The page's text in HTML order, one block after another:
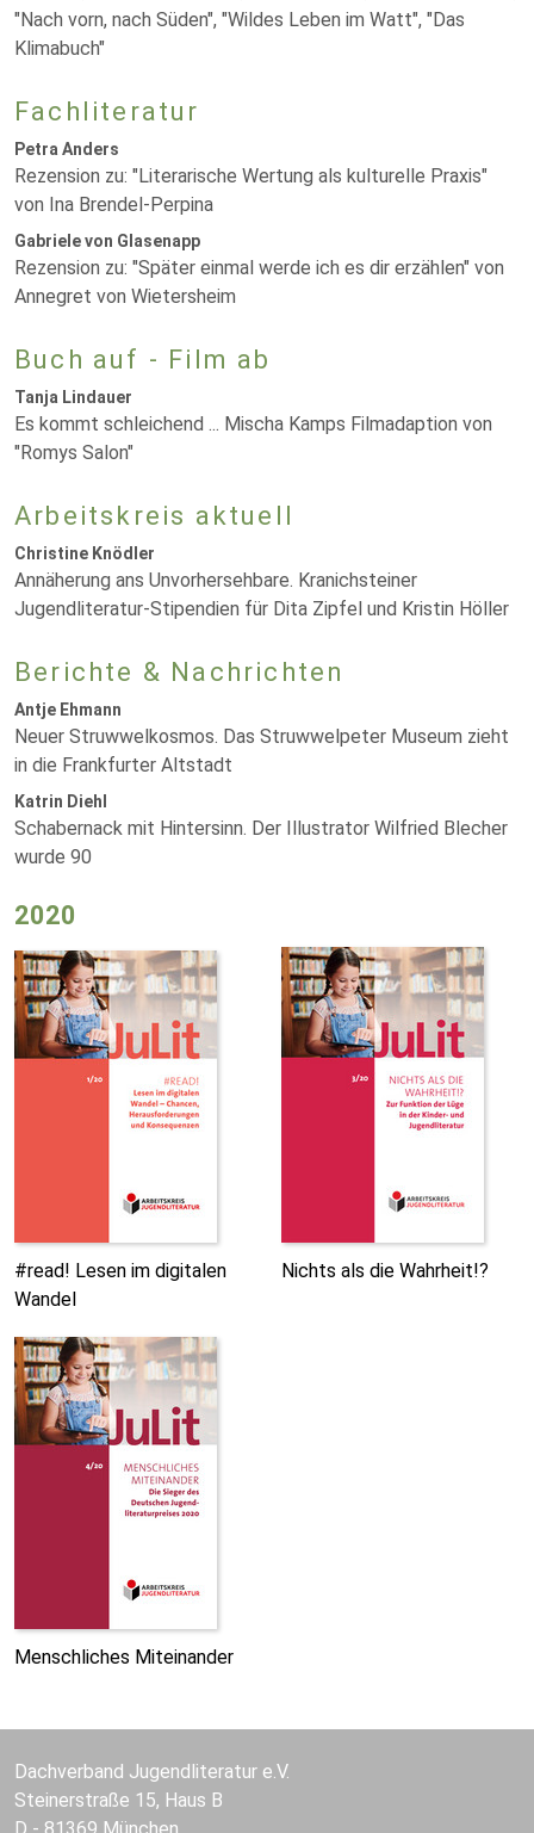
"Nach vorn, nach Süden", "Wildes Leben im Watt", "Das
Klimabuch"
Fachliteratur
Petra Anders
Rezension zu: "Literarische Wertung als kulturelle Praxis"
von Ina Brendel-Perpina
Gabriele von Glasenapp
Rezension zu: "Später einmal werde ich es dir erzählen" von
Annegret von Wietersheim
Buch auf - Film ab
Tanja Lindauer
Es kommt schleichend ... Mischa Kamps Filmadaption von
"Romys Salon"
Arbeitskreis aktuell
Christine Knödler
Annäherung ans Unvorhersehbare. Kranichsteiner
Jugendliteratur-Stipendien für Dita Zipfel und Kristin Höller
Berichte & Nachrichten
Antje Ehmann
Neuer Struwwelkosmos. Das Struwwelpeter Museum zieht
in die Frankfurter Altstadt
Katrin Diehl
Schabernack mit Hintersinn. Der Illustrator Wilfried Blecher
wurde 90
2020
#read! Lesen im digitalen
Wandel
Nichts als die Wahrheit!?
Menschliches Miteinander
Dachverband Jugendliteratur e.V.
Steinerstraße 15, Haus B